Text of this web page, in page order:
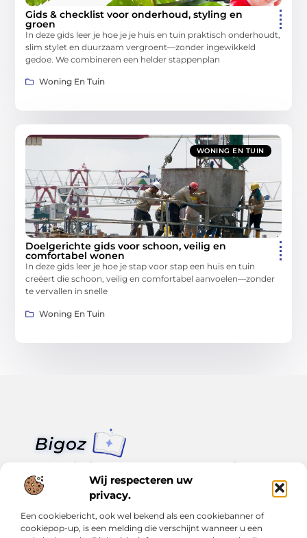
Wij respecteren uw
privacy.
Een cookiebericht, ook wel bekend als een cookiebanner of
cookiepop-up, is een melding die verschijnt wanneer u een
Gids & checklist voor onderhoud, styling en
groen
In deze gids leer je hoe je je huis en tuin praktisch onderhoudt,
slim stylet en duurzaam vergroent—zonder ingewikkeld
gedoe. We combineren een helder stappenplan
Woning En Tuin
WONING EN TUIN
Doelgerichte gids voor schoon, veilig en
comfortabel wonen
In deze gids leer je hoe je stap voor stap een huis en tuin
creëert die schoon, veilig en comfortabel aanvoelen—zonder
te vervallen in snelle
Woning En Tuin
Van klein nieuws tot grote trends – alles op Bigoz.nl.
Lees inspirerende blogs en artikelen over het dagelijks leven,
actualiteit en meer.
Bericht categorie